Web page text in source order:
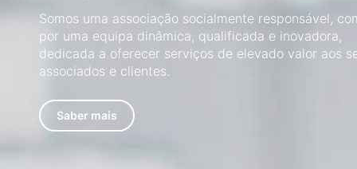
Somos uma associação socialmente responsável,
por uma equipa dinâmica, qualificada e inovadora,
dedicada a oferecer serviços de elevado valor aos
associados e clientes.
Saber mais